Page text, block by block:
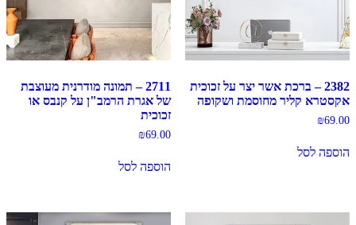
2382 – ברכת אשר יצר על זכוכית
אקסטרא קליר מחוסמת ושקופה
₪69.00
הוספה לסל
2711 – תמונה מודרנית מעוצבת
של אגרת הרמב"ן על קנבס או
זכוכית
₪69.00
הוספה לסל